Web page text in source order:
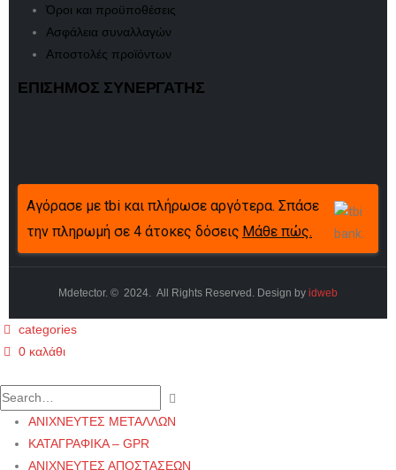
Όροι και προϋποθέσεις
Ασφάλεια συναλλαγών
Αποστολές προϊόντων
ΕΠΙΣΗΜΟΣ ΣΥΝΕΡΓΑΤΗΣ
Αγόρασε με tbi και πλήρωσε αργότερα. Σπάσε
την πληρωμή σε 4 άτοκες δόσεις Μάθε πώς.
Mdetector. © 2024. All Rights Reserved. Design by idweb
categories
0 καλάθι
ΑΝΙΧΝΕΥΤΕΣ ΜΕΤΑΛΛΩΝ
ΚΑΤΑΓΡΑΦΙΚΑ – GPR
ΑΝΙΧΝΕΥΤΕΣ ΑΠΟΣΤΑΣΕΩΝ